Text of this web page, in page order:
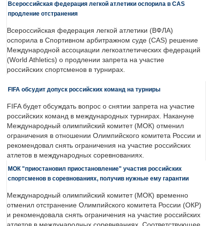
Всероссийская федерация легкой атлетики оспорила в CAS
продление отстранения
Всероссийская федерация легкой атлетики (ВФЛА)
оспорила в Спортивном арбитражном суде (CAS) решение
Международной ассоциации легкоатлетических федераций
(World Athletics) о продлении запрета на участие
российских спортсменов в турнирах.
FIFA обсудит допуск российских команд на турниры
FIFA будет обсуждать вопрос о снятии запрета на участие
российских команд в международных турнирах. Накануне
Международный олимпийский комитет (МОК) отменил
ограничения в отношении Олимпийского комитета России и
рекомендовал снять ограничения на участие российских
атлетов в международных соревнованиях.
МОК "приостановил приостановление" участия российских
спортсменов в соревнованиях, получив нужные ему гарантии
Международный олимпийский комитет (МОК) временно
отменил отстранение Олимпийского комитета России (ОКР)
и рекомендовала снять ограничения на участие российских